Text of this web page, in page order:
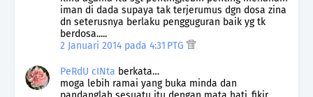
iman di dada supaya tak terjerumus dgn dosa zina
dn seterusnya berlaku pengguguran baik yg tk
berdosa.....
2 Januari 2014 pada 4:31 PTG
PeRdU cINta berkata…
moga lebih ramai yang buka minda dan